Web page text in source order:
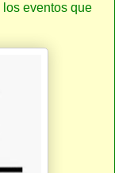
eventos que